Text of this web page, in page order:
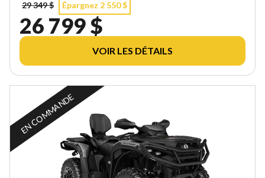
29 349 $ Épargnez 2 550 $
26 799 $
VOIR LES DÉTAILS
EN COMMANDE